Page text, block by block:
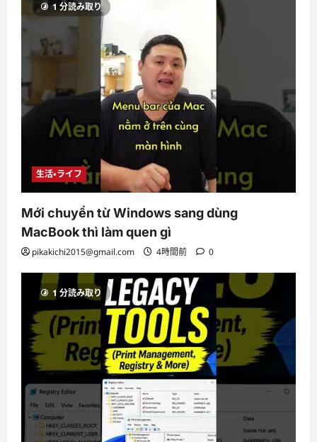
1 分読み取り
生活・ライフ
Mới chuyển từ Windows sang dùng
MacBook thì làm quen gì
pikakichi2015@gmail.com 4時間前 0
1 分読み取り